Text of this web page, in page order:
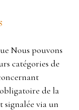
Nous pouvons
catégories de
de la
signalée via un